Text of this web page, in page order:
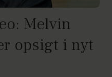
Melvin
opsigt i nyt